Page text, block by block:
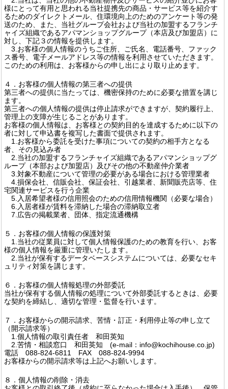
様にとって有用と思われる当社提携先の商品・サービス等を紹介す
るためのダイレクトメール、住環境向上のためのアンケート等の発
送のため、また、当社グループ会社および当社の加盟するフランチ
ャイズ組織であるアパマンショップグループ（本店及び加盟店）に
対し、下記３の情報を提供します。
3.お客様の個人情報のうちご住所、ご氏名、電話番号、ファック
ス番号、電子メールアドレス等の情報を利用させていただきます。
このための利用は、お客様からの申し出により取り止めます。
４．お客様の個人情報の第三者への提供
第三者への提供に当たっては、機密保持のために必要な措置を講じ
ます。
第三者への個人情報の提供は停止請求ができますが、契約履行上、
管理上の支障が生じることがあります。
お客様の個人情報は、お客様との契約目的を達成するために以下の
者に対して申込書を複写した書面で提供されます。
1.お客様から委託を受けた事項についての契約の相手方となる
者、その見込み者
2.当社の加盟するフランチャイズ組織であるアパマンショップグ
ループ（本部および加盟店）及びその他の不動産仲介業者
3.対象不動産について管理の必要がある場合における管理業者
4.損保会社、信販会社、保証会社、引越業者、新聞販売店等、住
宅関連サービスを行う企業
5.入居希望者様の信用照会のための信用情報機関（必要な場合）
6.入居者様が賃料を滞納した場合の滞納取立者
7.広告の掲載業者、団体、指定流通機構
５．お客様の個人情報の保護対策
1.当社の従業員に対して個人情報保護のための教育を行い、お客
様の個人情報を厳重に管理いたします。
2.当社が保有するデータベースシステムについては、必要なセキ
ュリティ対策を講じます。
６．お客様の個人情報処理の外部委託
当社が保有する個人情報の処理について外部委託するときは、必要
な契約を締結し、適切な管理・監督を行います。
７．お客様からの開示請求、苦情・訂正・利用停止等の申し立て
（開示請求等）
1.個人情報の取引責任者 和田英知
2.苦情・相談窓口 和田英知 (e-mail：info@kochihouse.co.jp)
電話 088-824-6811 FAX 088-824-9994
お客様からの開示請求等は上記へお願いします。
８．個人情報の削除・消去